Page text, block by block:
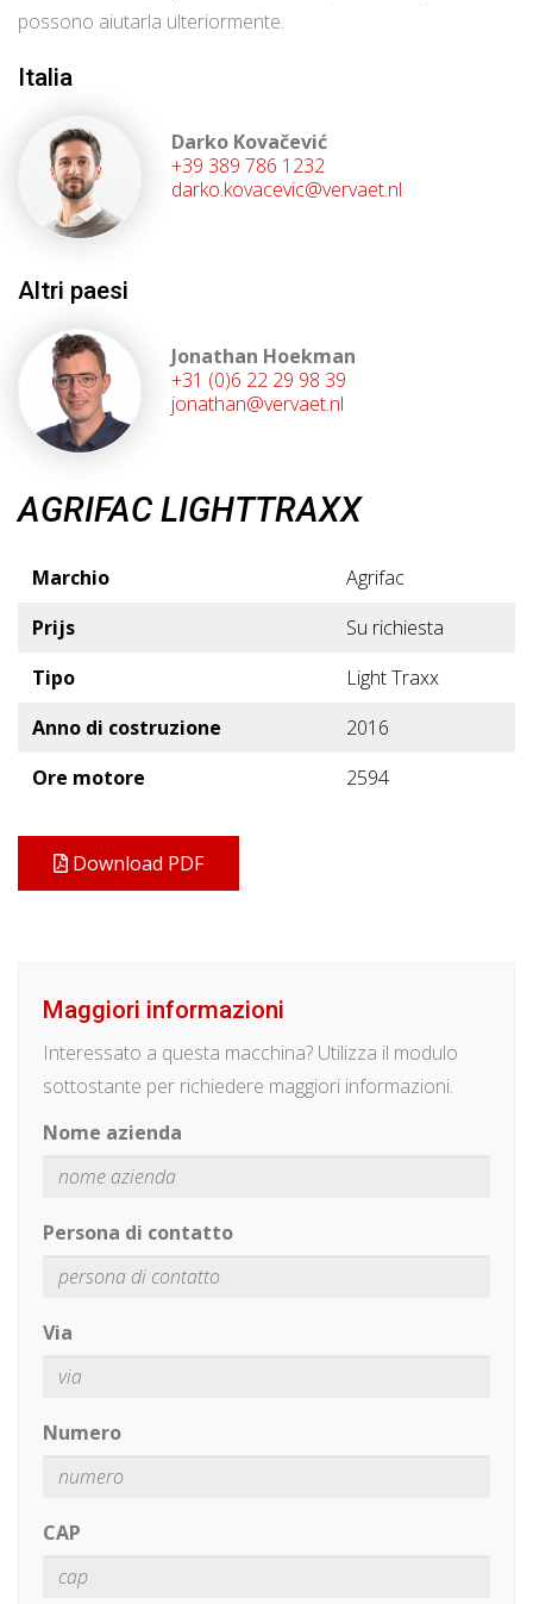
possono aiutarla ulteriormente.
Italia
Darko Kovačević
+39 389 786 1232
darko.kovacevic@vervaet.nl
Altri paesi
Jonathan Hoekman
+31 (0)6 22 29 98 39
jonathan@vervaet.nl
AGRIFAC LIGHTTRAXX
Marchio
Agrifac
Prijs
Su richiesta
Tipo
Light Traxx
Anno di costruzione
2016
Ore motore
2594
Download PDF
Maggiori informazioni
Interessato a questa macchina? Utilizza il modulo
sottostante per richiedere maggiori informazioni.
Nome azienda
Persona di contatto
Via
Numero
CAP